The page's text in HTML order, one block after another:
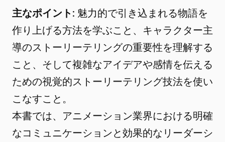
主なポイント: 魅力的で引き込まれる物語を
作り上げる方法を学ぶこと、キャラクター主
導のストーリーテリングの重要性を理解する
こと、そして複雑なアイデアや感情を伝える
ための視覚的ストーリーテリング技法を使い
こなすこと。
本書では、アニメーション業界における明確
なコミュニケーションと効果的なリーダーシ